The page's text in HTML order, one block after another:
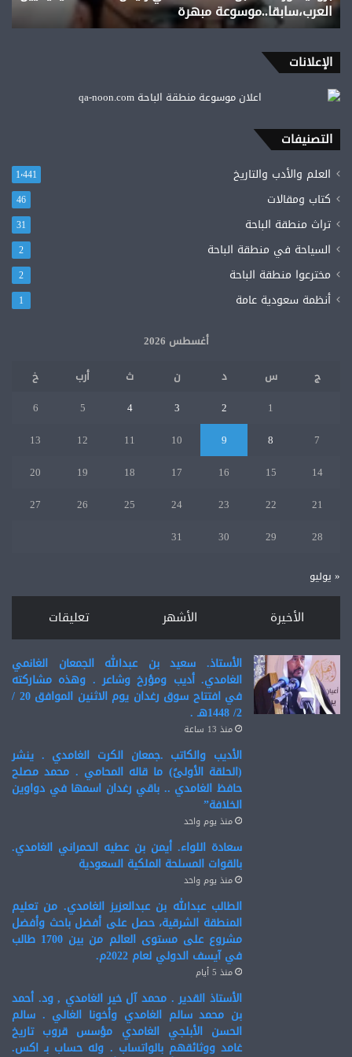
العرب،سابقا..موسوعة مبهرة
الإعلانات
التصنيفات
العلم والأدب والتاريخ 1٬441
كتاب ومقالات 46
تراث منطقة الباحة 31
السياحة في منطقة الباحة 2
مخترعوا منطقة الباحة 2
أنظمة سعودية عامة 1
أغسطس 2026
ج
س د ن ث أرب
خ
1
2
3
4
5
6
7
8
9
10
11
12
13
14
15
16
17
18
19
20
21
22
23
24
25
26
27
28
29
30
31
« يوليو
الأخيرة الأشهر تعليقات
الأستاذ. سعيد بن عبدالله الجمعان الغانمي
الغامدي. أديب ومؤرخ وشاعر . وهذه مشاركته
في افتتاح سوق رغدان يوم الاثنين الموافق 20 /
2/ 1448هـ .
منذ 13 ساعة
الأديب والكاتب .جمعان الكرت الغامدي . ينشر
(الحلقة الأولىً) ما قاله المحامي . محمد مصلح
حافظ الغامدي .. باقي رغدان اسمها في دواوين
الخلافة”
منذ يوم واحد
سعادة اللواء. أيمن بن عطيه الحمراني الغامدي.
بالقوات المسلحة الملكية السعودية
منذ يوم واحد
الطالب عبدالله بن عبدالعزيز الغامدي. من تعليم
المنطقة الشرقية، حصل على أفضل باحث وأفضل
مشروع على مستوى العالم من بين 1700 طالب
في آيسف الدولي لعام 2022م.
منذ 5 أيام
الأستاذ القدير . محمد آل خير الغامدي , ود. أحمد
بن محمد سالم الغامدي وأخونا الغالي . سالم
الحسن الأبلجي الغامدي مؤسس قروب تاريخ
غامد ووثائقهم بالواتساب . وله حساب بـ اكس.